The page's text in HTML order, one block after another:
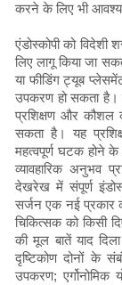
करने के लिए भी
एंडोस्कोपी को विदेशी
लिए लागू किया जा
या फीडिंग ट्यूब
उपकरण हो सकता है।
प्रशिक्षण और
सकता है। यह
महत्वपूर्ण घटक होने
व्यावहारिक अनुभव
देखरेख में संपूर्ण
सर्जन एक नई प्रकार
चिकित्सक को किसी
की मूल बातें याद
दृष्टिकोण दोनों के
उपकरण;